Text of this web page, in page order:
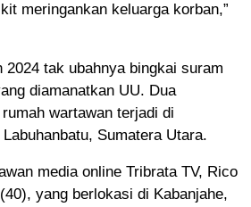
meringankan keluarga korban,”
2024 tak ubahnya bingkai suram
diamanatkan UU. Dua
wartawan terjadi di
Sumatera Utara.
media online Tribrata TV, Rico
yang berlokasi di Kabanjahe,